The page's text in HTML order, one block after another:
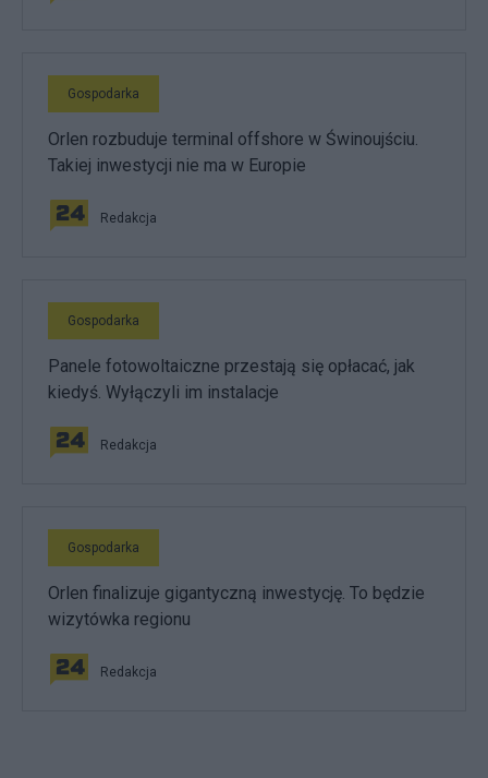
Gospodarka
Orlen rozbuduje terminal offshore w Świnoujściu.
Takiej inwestycji nie ma w Europie
Redakcja
Gospodarka
Panele fotowoltaiczne przestają się opłacać, jak
kiedyś. Wyłączyli im instalacje
Redakcja
Gospodarka
Orlen finalizuje gigantyczną inwestycję. To będzie
wizytówka regionu
Redakcja